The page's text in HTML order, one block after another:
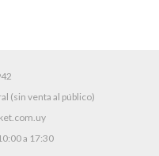
(sin venta al público)
a 17:30